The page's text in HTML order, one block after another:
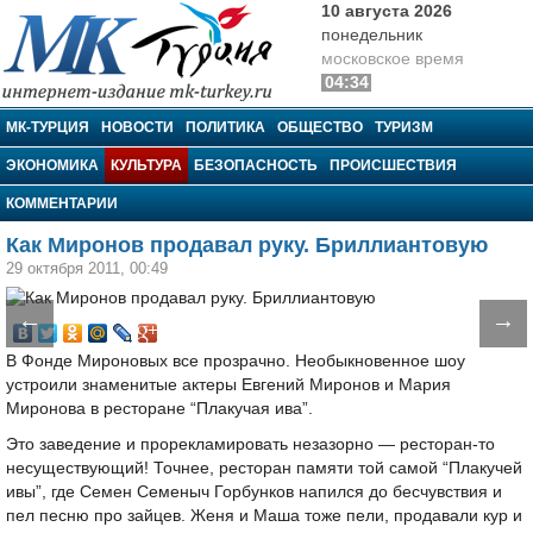
МК-Турция
10 августа 2026
понедельник
московское время
04:34
МК-ТУРЦИЯ НОВОСТИ ПОЛИТИКА ОБЩЕСТВО ТУРИЗМ
ЭКОНОМИКА КУЛЬТУРА БЕЗОПАСНОСТЬ ПРОИСШЕСТВИЯ
КОММЕНТАРИИ
Как Миронов продавал руку. Бриллиантовую
29 октября 2011, 00:49
← →
В Фонде Мироновых все прозрачно. Необыкновенное шоу
устроили знаменитые актеры Евгений Миронов и Мария
Миронова в ресторане “Плакучая ива”.
Это заведение и прорекламировать незазорно — ресторан-то
несуществующий! Точнее, ресторан памяти той самой “Плакучей
ивы”, где Семен Семеныч Горбунков напился до бесчувствия и
пел песню про зайцев. Женя и Маша тоже пели, продавали кур и